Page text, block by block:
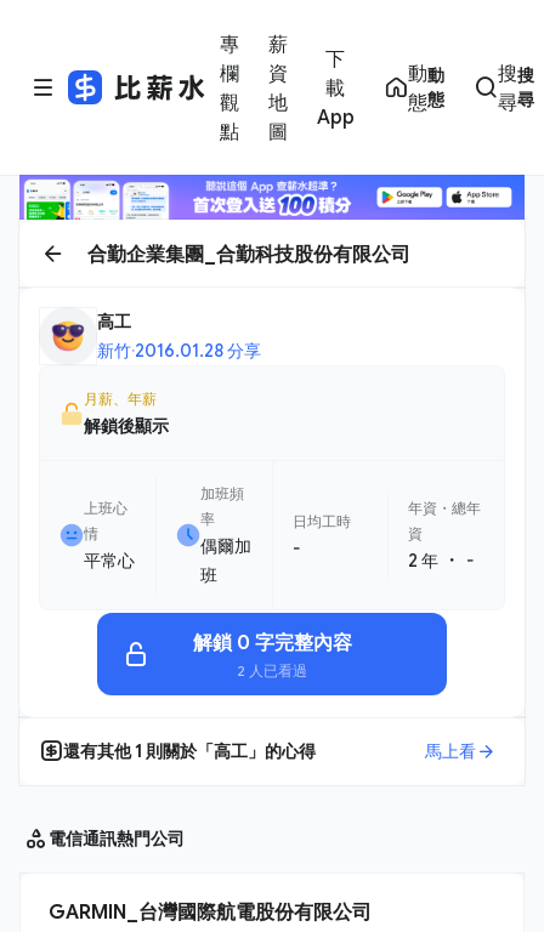
專
欄
觀
點
薪
資
地
圖
下
載
App
動
態
動
態
搜
尋
搜
尋
合勤企業集團_合勤科技股份有限公司
高工
新竹·2016.01.28 分享
月薪、年薪
解鎖後顯示
上班心
情
平常心
加班頻
率
偶爾加
班
日均工時
-
年資・總年
資
2 年 ・ -
解鎖 0 字完整內容
2 人已看過
還有其他1 則關於「高工 」的心得 馬上看
電信通訊熱門公司
GARMIN_台灣國際航電股份有限公司